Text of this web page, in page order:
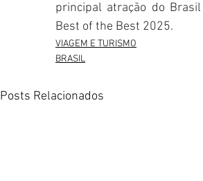
principal atração do
Best of the Best 2025.
VIAGEM E TURISMO
BRASIL
Posts Relacionados